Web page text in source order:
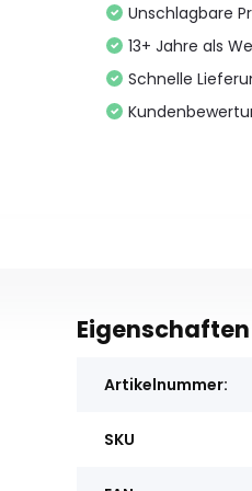
Unschlagbare
13+ Jahre als
Schnelle
Eigenschaften
Artikelnummer:
SKU